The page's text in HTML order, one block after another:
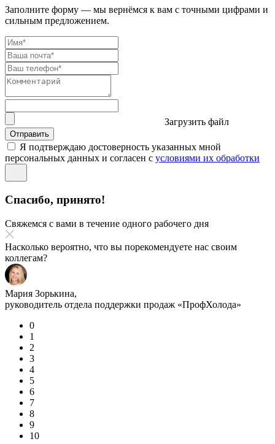
Заполните форму — мы вернёмся к вам с точными цифрами и
сильным предложением.
Загрузить файл
Отправить
Я подтверждаю достоверность указанных мной
персональных данных и согласен с условиями их обработки
Спасибо, принято!
Свяжемся с вами в течение одного рабочего дня
Насколько вероятно, что вы порекомендуете нас своим
коллегам?
Мария Зорькина,
руководитель отдела поддержки продаж «ПрофХолода»
0
1
2
3
4
5
6
7
8
9
10